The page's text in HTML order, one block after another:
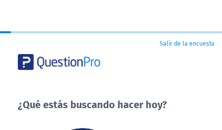
Salir de la encuesta
¿Qué estás buscando hacer hoy?